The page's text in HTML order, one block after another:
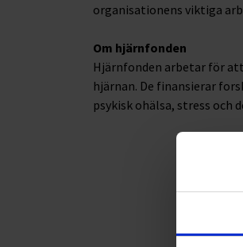
organisationens viktiga
Om hjärnfonden
Hjärnfonden arbetar för
hjärnan. De finansierar
psykisk ohälsa, stress och